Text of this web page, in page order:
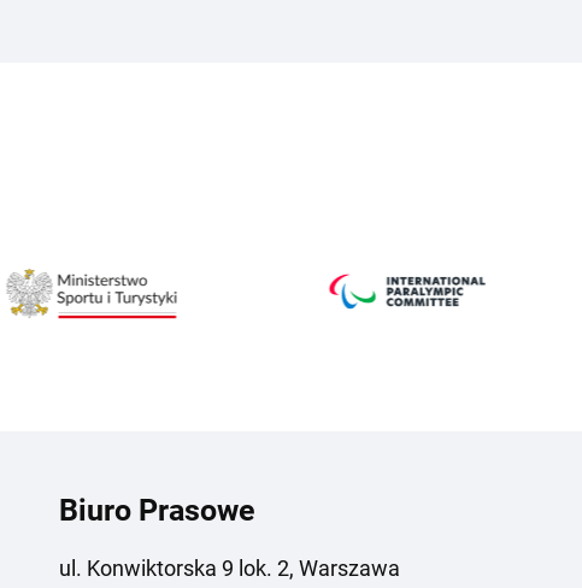
Biuro Prasowe
ul. Konwiktorska 9 lok. 2, Warszawa